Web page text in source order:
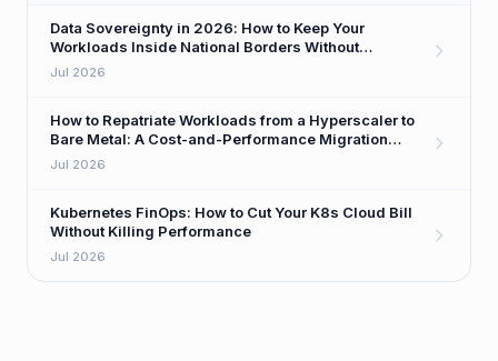
Data Sovereignty in 2026: How to Keep Your
Workloads Inside National Borders Without
Sacrificing Performance
Jul 2026
How to Repatriate Workloads from a Hyperscaler to
Bare Metal: A Cost-and-Performance Migration
Playbook
Jul 2026
Kubernetes FinOps: How to Cut Your K8s Cloud Bill
Without Killing Performance
Jul 2026